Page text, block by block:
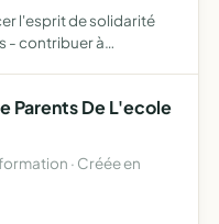
l'esprit de solidarité
- contribuer à
Parents De L'ecole
· Créée en